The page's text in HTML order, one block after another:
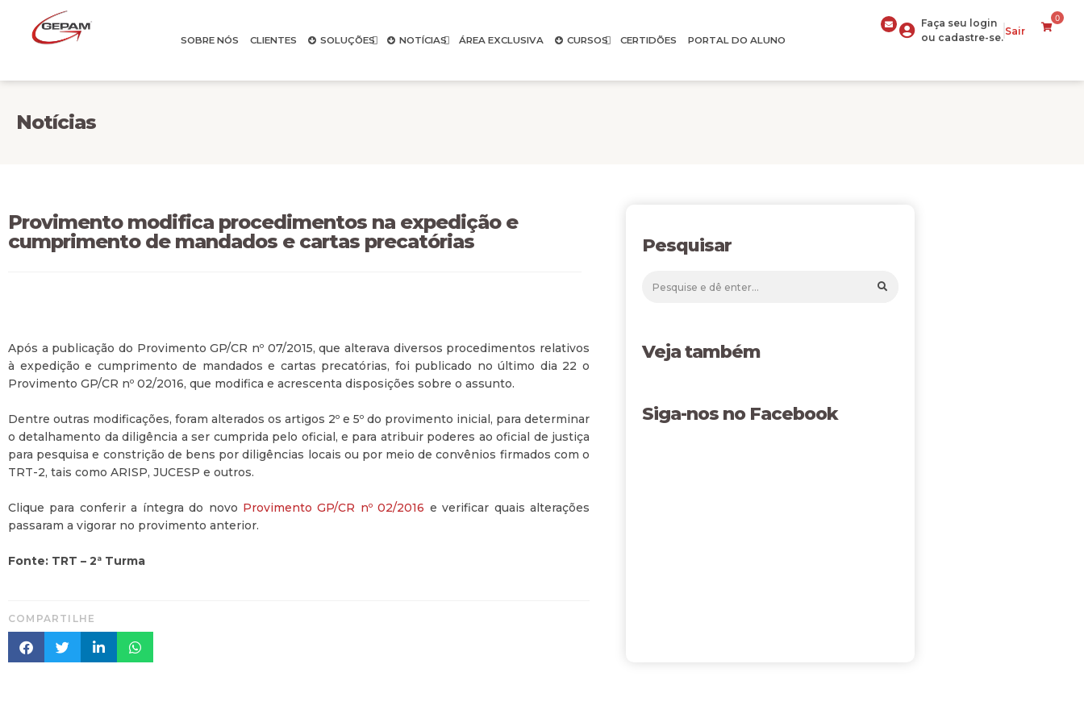
SOBRE NÓS CLIENTES SOLUÇÕES NOTÍCIAS ÁREA EXCLUSIVA CURSOS CERTIDÕES PORTAL DO ALUNO
Faça seu login
ou cadastre-se.
Sair
0
Notícias
Provimento modifica procedimentos na expedição e
cumprimento de mandados e cartas precatórias
Após a publicação do Provimento GP/CR nº 07/2015, que alterava diversos procedimentos relativos
à expedição e cumprimento de mandados e cartas precatórias, foi publicado no último dia 22 o
Provimento GP/CR nº 02/2016, que modifica e acrescenta disposições sobre o assunto.
Dentre outras modificações, foram alterados os artigos 2º e 5º do provimento inicial, para determinar
o detalhamento da diligência a ser cumprida pelo oficial, e para atribuir poderes ao oficial de justiça
para pesquisa e constrição de bens por diligências locais ou por meio de convênios firmados com o
TRT-2, tais como ARISP, JUCESP e outros.
Clique para conferir a íntegra do novo Provimento GP/CR nº 02/2016 e verificar quais alterações
passaram a vigorar no provimento anterior.
Fonte: TRT – 2ª Turma
COMPARTILHE
Pesquisar
Veja também
Siga-nos no Facebook